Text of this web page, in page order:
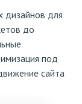
дизайнов для
до
под
сайта